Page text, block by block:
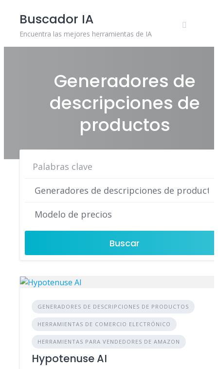
content
Buscador IA
Encuentra las mejores herramientas de IA
Generadores de
descripciones de
productos
Buscar
GENERADORES DE DESCRIPCIONES DE PRODUCTOS
HERRAMIENTAS DE COMERCIO ELECTRÓNICO
HERRAMIENTAS PARA VENDEDORES DE AMAZON
Hypotenuse AI